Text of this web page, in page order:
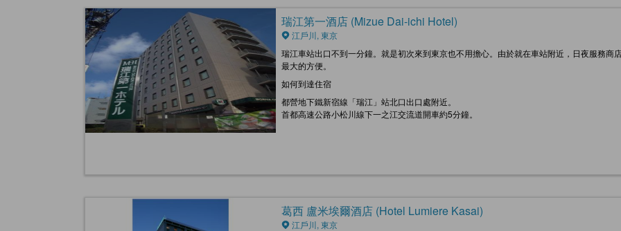
瑞江第一酒店 (Mizue Dai-ichi Hotel)
江戶川, 東京
瑞江車站出口不到一分鐘。就是初次來到東京也不用擔心。由於就在車站附近，日夜服務
最大的方便。
如何到達住宿
都營地下鐵新宿線「瑞江」站北口出口處附近。
首都高速公路小松川線下一之江交流道開車約5分鐘。
葛西 盧米埃爾酒店 (Hotel Lumiere Kasai)
江戶川, 東京